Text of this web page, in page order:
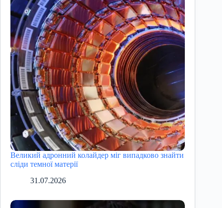
Великий адронний колайдер міг випадково знайти
сліди темної матерії
31.07.2026